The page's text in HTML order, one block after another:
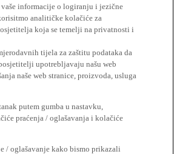
informacije o logiranju i jezične
analitičke kolačiće za
koja se temelji na privatnosti i
tijela za zaštitu podataka da
upotrebljavaju našu web
naše web stranice, proizvoda, usluga
putem gumba u nastavku,
praćenja / oglašavanja i kolačiće
/ oglašavanje kako bismo prikazali